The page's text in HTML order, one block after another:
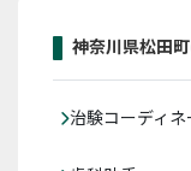
神奈川県松田
治験コーディネ